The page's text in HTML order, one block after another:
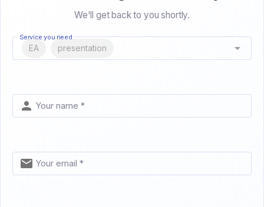
We'll get back to you shortly.
Service you need
EA presentation
Your name *
Your email *